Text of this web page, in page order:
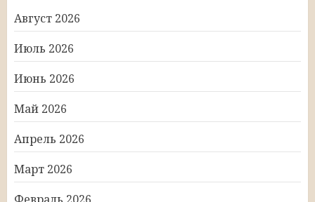
Август 2026
Июль 2026
Июнь 2026
Май 2026
Апрель 2026
Март 2026
Февраль 2026